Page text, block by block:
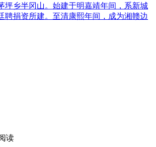
坪乡半冈山。始建于明嘉靖年间，系新城
聘捐资所建。至清康熙年间，成为湘赣边
读